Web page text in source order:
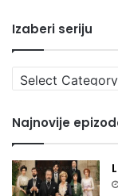
Izaberi seriju
Izaberi
seriju
Najnovije